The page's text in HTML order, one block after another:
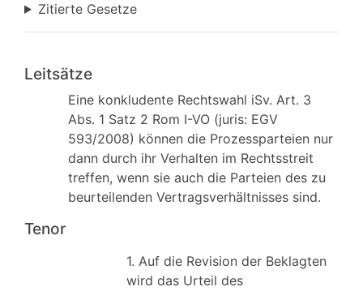
Zitierte Gesetze
Leitsätze
Eine konkludente Rechtswahl iSv. Art. 3
Abs. 1 Satz 2 Rom I-VO (juris: EGV
593/2008) können die Prozessparteien nur
dann durch ihr Verhalten im Rechtsstreit
treffen, wenn sie auch die Parteien des zu
beurteilenden Vertragsverhältnisses sind.
Tenor
1. Auf die Revision der Beklagten
wird das Urteil des